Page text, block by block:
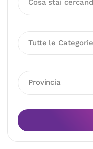
Tutte le Categorie
Provincia